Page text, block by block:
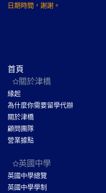
日期時間，謝謝。
首頁
關於津橋
緣起
為什麼你需要留學代辦
關於津橋
顧問團隊
營業據點
英國中學
英國中學總覽
英國中學學制